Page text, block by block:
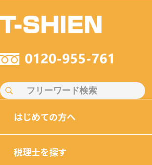
はじめての方へ
税理士を探す